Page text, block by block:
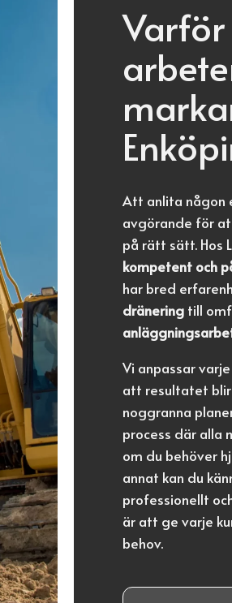
Att anlita någon
avgörande för
på rätt sätt. Hos
kompetent och
har bred
dränering till
Vi anpassar
att resultatet blir
noggranna
process där alla
om du behöver
annat kan du
professionellt
är att ge varje
behov.